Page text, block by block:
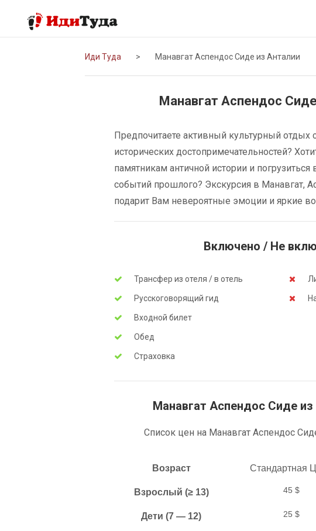
Иди Туда > Манавгат Аспендос Сиде из Анталии
Манавгат Аспендос
Предпочитаете активный культурный отдых
исторических достопримечательностей?
памятникам античной истории и
событий прошлого? Экскурсия в Манавгат,
подарит Вам невероятные эмоции и яркие
Включено / Не
Трансфер из отеля / в отель
Русскоговорящий гид
Входной билет
Обед
Страховка
Манавгат Аспендос Сиде
Список цен на Манавгат Аспендос
Возраст Стандартная
Взрослый (≥ 13) 45 $
Дети (7 — 12) 25 $